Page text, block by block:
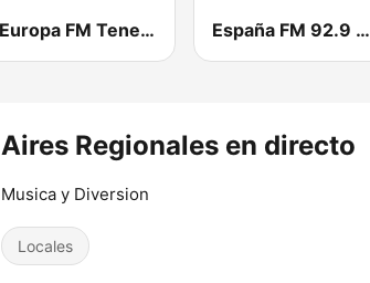
Europa FM Tenerife España FM 92.9 FM
Aires Regionales en directo
Musica y Diversion
Locales